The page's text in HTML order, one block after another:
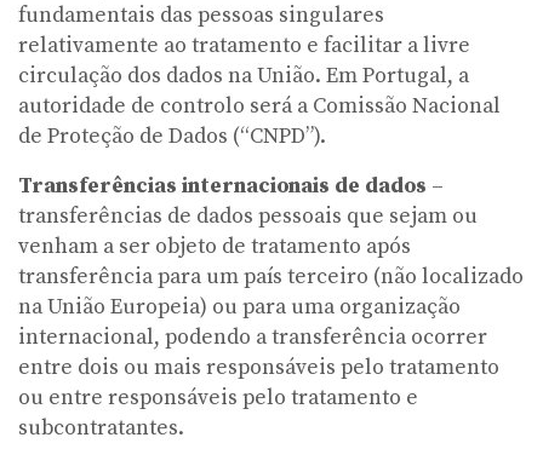
fundamentais das pessoas singulares
relativamente ao tratamento e facilitar a livre
circulação dos dados na União. Em Portugal, a
autoridade de controlo será a Comissão Nacional
de Proteção de Dados (“CNPD”).
Transferências internacionais de dados –
transferências de dados pessoais que sejam ou
venham a ser objeto de tratamento após
transferência para um país terceiro (não localizado
na União Europeia) ou para uma organização
internacional, podendo a transferência ocorrer
entre dois ou mais responsáveis pelo tratamento
ou entre responsáveis pelo tratamento e
subcontratantes.